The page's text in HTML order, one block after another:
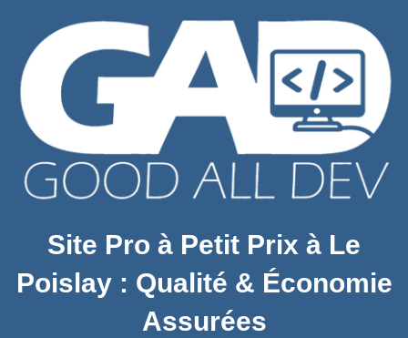
Site Pro à Petit Prix à Le
Poislay : Qualité & Économie
Assurées